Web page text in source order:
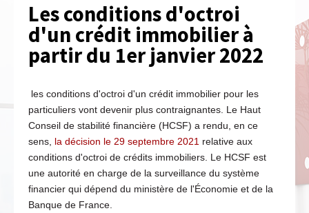
Les conditions d'octroi
d'un crédit immobilier à
partir du 1er janvier 2022
les conditions d'octroi d'un crédit immobilier pour les
particuliers vont devenir plus contraignantes. Le Haut
Conseil de stabilité financière (HCSF) a rendu, en ce
sens, la décision le 29 septembre 2021 relative aux
conditions d'octroi de crédits immobiliers. Le HCSF est
une autorité en charge de la surveillance du système
financier qui dépend du ministère de l'Économie et de la
Banque de France.